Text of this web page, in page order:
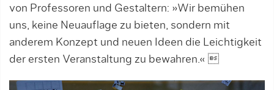
von Professoren und Gestaltern: »Wir bemühen
uns, keine Neuauflage zu bieten, sondern mit
anderem Konzept und neuen Ideen die Leichtigkeit
der ersten Veranstaltung zu bewahren.« 